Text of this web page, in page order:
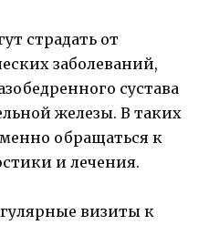
страдать от
заболеваний,
сустава
железы. В таких
обращаться к
и лечения.
визиты к